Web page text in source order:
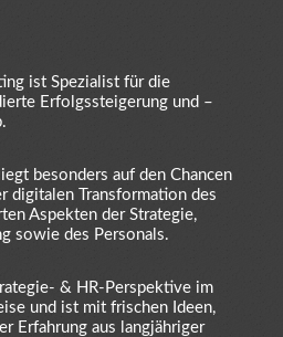
ist Spezialist für die
Erfolgssteigerung und –
besonders auf den Chancen
digitalen Transformation des
Aspekten der Strategie,
sowie des Personals.
& HR-Perspektive im
und ist mit frischen Ideen,
Erfahrung aus langjähriger